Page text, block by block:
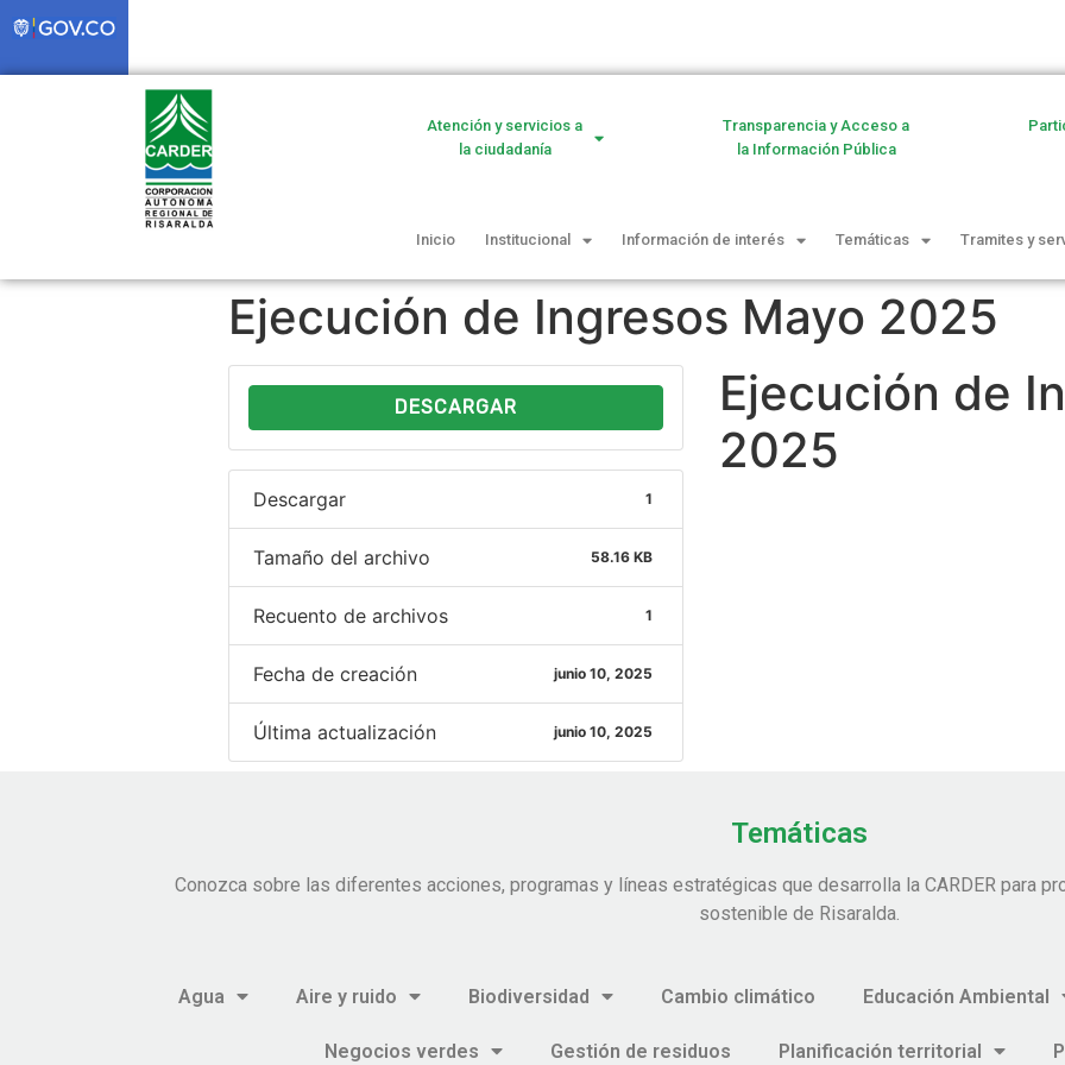
Atención y servicios a
la ciudadanía
Transparencia y Acceso a
la Información Pública
Inicio Institucional Información de interés Temáticas Tramites y
Ejecución de Ingresos Mayo 2025
DESCARGAR
Descargar 1
Tamaño del archivo 58.16 KB
Recuento de archivos 1
Fecha de creación junio 10, 2025
Última actualización junio 10, 2025
Ejecución de
2025
Temáticas
Conozca sobre las diferentes acciones, programas y líneas estratégicas que desarrolla la CARDER para
sostenible de Risaralda.
Agua Aire y ruido Biodiversidad Cambio climático Educación Ambiental
Negocios verdes Gestión de residuos Planificación territorial